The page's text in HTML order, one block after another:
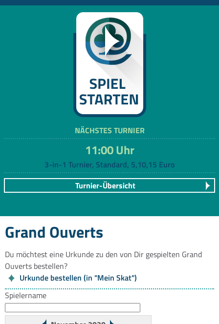
NÄCHSTES TURNIER
11:00 Uhr
3-in-1 Turnier, Standard, 5,10,15 Euro
Turnier-Übersicht
Grand Ouverts
Du möchtest eine Urkunde zu den von Dir gespielten Grand
Ouverts bestellen?
Urkunde bestellen (in "Mein Skat")
Spielername